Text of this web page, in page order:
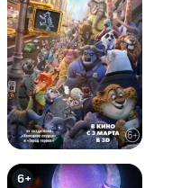
Том и Джерри: Маленькие
помощники Санты
6+
6+